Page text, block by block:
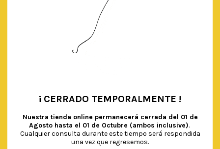
AÑADIR AL CARRITO
¡ CERRADO TEMPORALMENTE !
Nuestra tienda online permanecerá cerrada del 01 de
Agosto hasta el 01 de Octubre (ambos inclusive).
Cualquier consulta durante este tiempo será respondida
una vez que regresemos.